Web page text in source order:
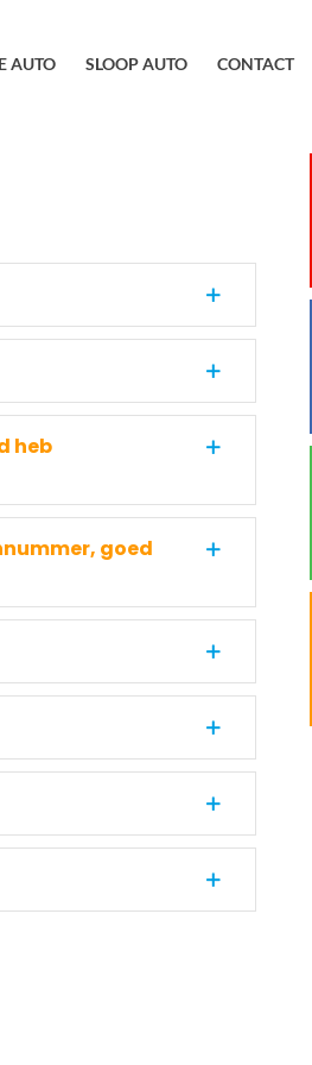
AUTO SLOOP AUTO CONTACT
heb
goed